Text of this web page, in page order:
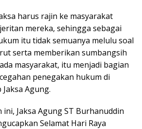
harus rajin ke masyarakat
mereka, sehingga sebagai
itu tidak semuanya melulu soal
serta memberikan sumbangsih
masyarakat, itu menjadi bagian
penegakan hukum di
Agung.
ini, Jaksa Agung ST Burhanuddin
Selamat Hari Raya